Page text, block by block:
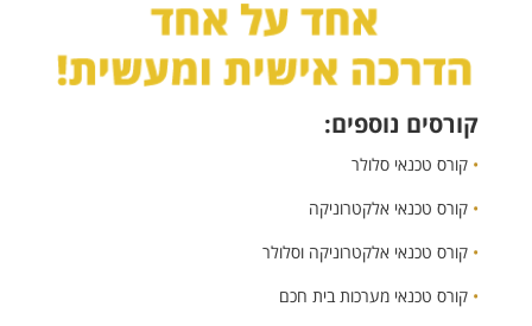
קורסים נוספים:
• קורס טכנאי סלולר
• קורס טכנאי אלקטרוניקה
• קורס טכנאי אלקטרוניקה וסלולר
• קורס טכנאי מערכות בית חכם